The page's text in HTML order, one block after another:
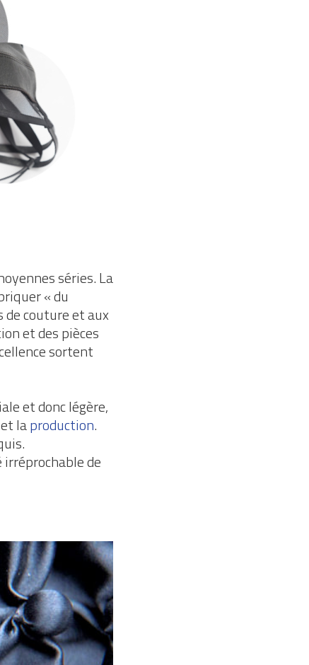
séries. La
« du
couture et aux
et des pièces
sortent
et donc légère,
laproduction.
de